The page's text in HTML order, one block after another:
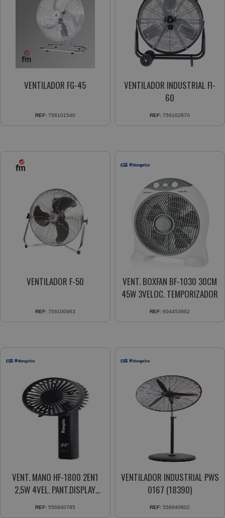
VENTILADOR FG-45
REF: 756101540
VENTILADOR INDUSTRIAL FI-
60
REF: 756102870
VENTILADOR F-50
REF: 756100983
VENT. BOXFAN BF-1030 30CM
45W 3VELOC. TEMPORIZADOR
REF: 604453962
VENT. MANO HF-1800 2EN1
2,5W 4VEL. PANT.DISPLAY
REF: 556840785
VENTILADOR INDUSTRIAL PWS
0167 (18390)
REF: 556840802